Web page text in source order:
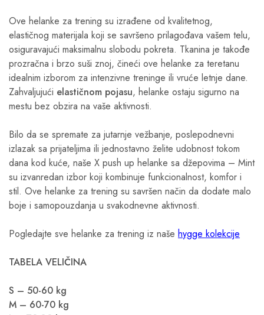
Ove helanke za trening su izrađene od kvalitetnog,
elastičnog materijala koji se savršeno prilagođava vašem telu,
osiguravajući maksimalnu slobodu pokreta. Tkanina je takođe
prozračna i brzo suši znoj, čineći ove helanke za teretanu
idealnim izborom za intenzivne treninge ili vruće letnje dane.
Zahvaljujući elastičnom pojasu, helanke ostaju sigurno na
mestu bez obzira na vaše aktivnosti.
Bilo da se spremate za jutarnje vežbanje, poslepodnevni
izlazak sa prijateljima ili jednostavno želite udobnost tokom
dana kod kuće, naše X push up helanke sa džepovima – Mint
su izvanredan izbor koji kombinuje funkcionalnost, komfor i
stil. Ove helanke za trening su savršen način da dodate malo
boje i samopouzdanja u svakodnevne aktivnosti.
Pogledajte sve helanke za trening iz naše hygge kolekcije
TABELA VELIČINA
S – 50-60 kg
M – 60-70 kg